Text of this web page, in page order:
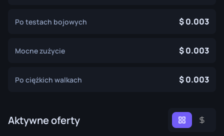
Po testach bojowych 0.003
Mocne zużycie 0.003
Po ciężkich walkach 0.003
Aktywne oferty